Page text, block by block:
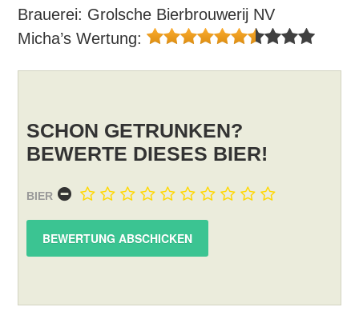
Brauerei: Grolsche Bierbrouwerij NV
Micha’s Wertung:
SCHON GETRUNKEN?
BEWERTE DIESES BIER!
BIER